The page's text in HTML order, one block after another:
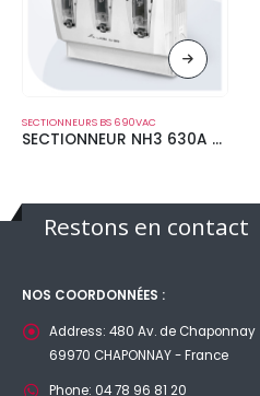
SECTIONNEURS BS 690VAC
SECTIONNEUR NH3 630A 690V
Restons en contact
NOS COORDONNÉES :
Address: 480 Av. de Chaponnay
69970 CHAPONNAY - France
Phone: 04 78 96 81 20